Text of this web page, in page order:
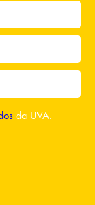
da UVA.